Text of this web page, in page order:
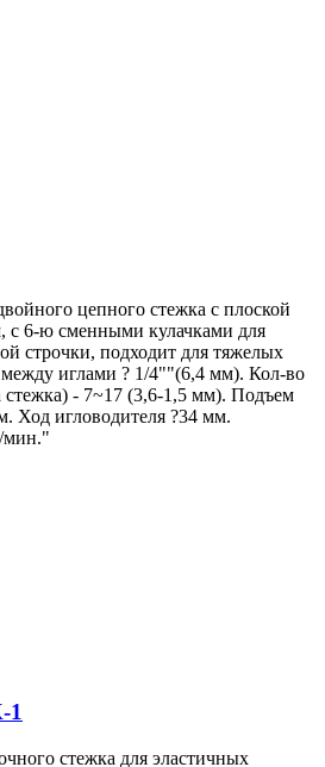
цепного стежка с плоской
с 6-ю сменными кулачками для
строчки, подходит для тяжелых
между иглами ? 1/4""(6,4 мм). Кол-во
- 7~17 (3,6-1,5 мм). Подъем
Ход игловодителя ?34 мм.
мин."
1
стежка для эластичных